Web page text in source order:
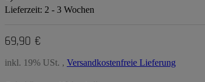
Lieferzeit: 2 - 3 Wochen
69,90 €
inkl. 19% USt. , Versandkostenfreie Lieferung